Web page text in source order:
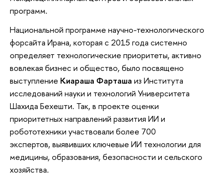
программ.
Национальной программе научно-технологического
форсайта Ирана, которая с 2015 года системно
определяет технологические приоритеты, активно
вовлекая бизнес и общество, было посвящено
выступление Киараша Фарташа из Института
исследований науки и технологий Университета
Шахида Бехешти. Так, в проекте оценки
приоритетных направлений развития ИИ и
робототехники участвовали более 700
экспертов, выявивших ключевые ИИ технологии для
медицины, образования, безопасности и сельского
хозяйства.